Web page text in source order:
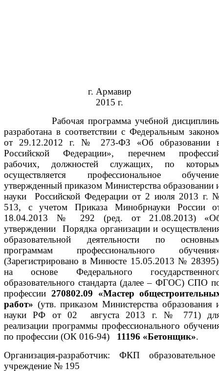
г. Армавир
2015 г.
Рабочая программа учебной
разработана в соответствии с Федеральным
от 29.12.2012 г. № 273-ФЗ «Об образовании
Российской Федерации», перечнем
рабочих, должностей служащих, по
осуществляется профессиональное
утвержденный приказом Министерства образовании
науки Российской Федерации от 2 июля 2013 г.
513, с учетом Приказа Минобрнауки России
18.04.2013 № 292 (ред. от 21.08.2013)
утверждении Порядка организации и
образовательной деятельности по
программам профессионального
(Зарегистрировано в Минюсте 15.05.2013 №
на основе Федерального
образовательного стандарта (далее – ФГОС) СПО
профессии 270802.09 «Мастер
работ» (утв. приказом Министерства образования
науки РФ от 02 августа 2013 г. № 771)
реализации программы профессионального
по профессии (ОК 016-94) 11196 «Бетонщик».
Организация-разработчик: ФКП образовательное
учреждение № 195